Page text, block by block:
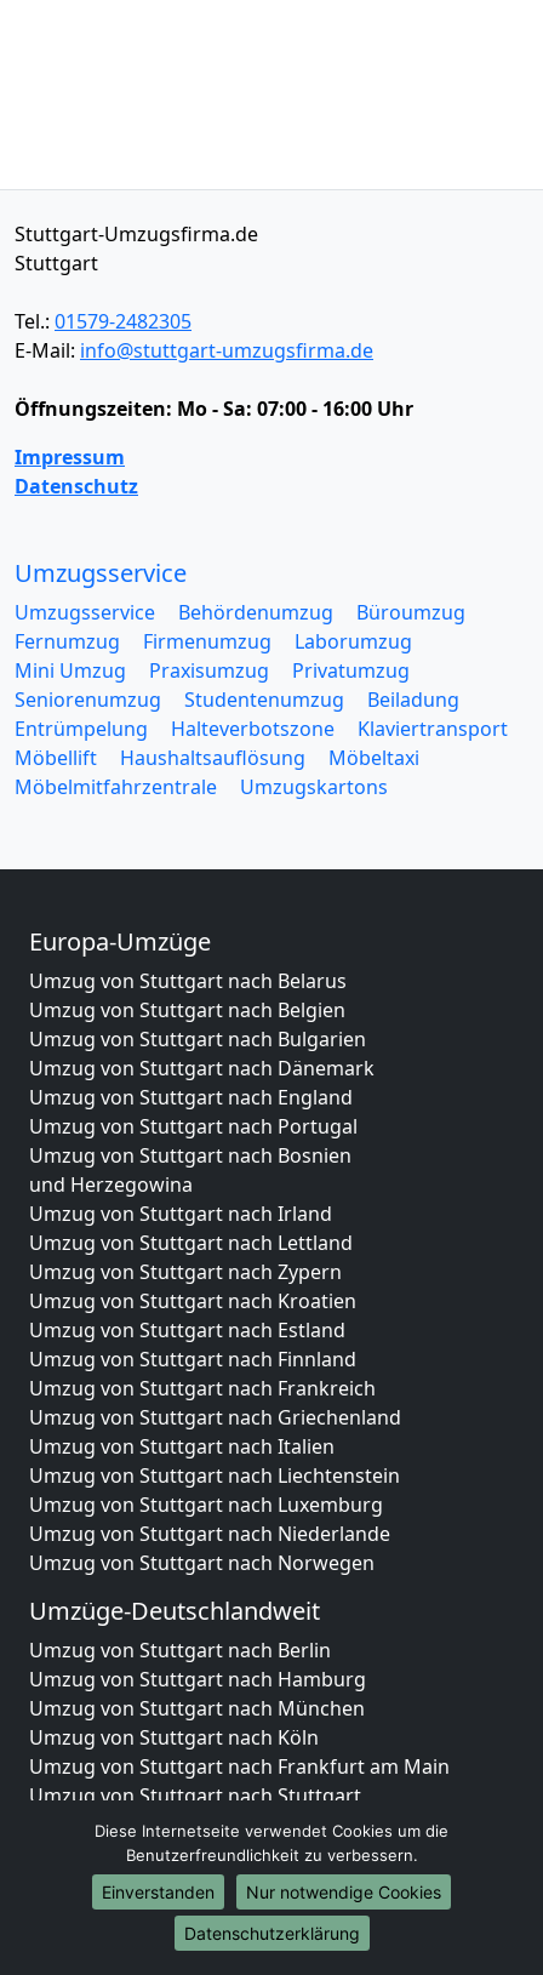
Stuttgart-Umzugsfirma.de
Stuttgart
Tel.: 01579-2482305
E-Mail: info@stuttgart-umzugsfirma.de
Öffnungszeiten: Mo - Sa: 07:00 - 16:00 Uhr
Impressum
Datenschutz
Umzugsservice
Umzugsservice Behördenumzug
Büroumzug
Fernumzug
Firmenumzug
Laborumzug
Mini Umzug
Praxisumzug
Privatumzug
Seniorenumzug
Studentenumzug
Beiladung
Entrümpelung
Halteverbotszone
Klaviertransport
Möbellift
Haushaltsauflösung
Möbeltaxi
Möbelmitfahrzentrale
Umzugskartons
Europa-Umzüge
Umzug von Stuttgart nach Belarus
Umzug von Stuttgart nach Belgien
Umzug von Stuttgart nach Bulgarien
Umzug von Stuttgart nach Dänemark
Umzug von Stuttgart nach England
Umzug von Stuttgart nach Portugal
Umzug von Stuttgart nach Bosnien
und Herzegowina
Umzug von Stuttgart nach Irland
Umzug von Stuttgart nach Lettland
Umzug von Stuttgart nach Zypern
Umzug von Stuttgart nach Kroatien
Umzug von Stuttgart nach Estland
Umzug von Stuttgart nach Finnland
Umzug von Stuttgart nach Frankreich
Umzug von Stuttgart nach Griechenland
Umzug von Stuttgart nach Italien
Umzug von Stuttgart nach Liechtenstein
Umzug von Stuttgart nach Luxemburg
Umzug von Stuttgart nach Niederlande
Umzug von Stuttgart nach Norwegen
Umzüge-Deutschlandweit
Umzug von Stuttgart nach Berlin
Umzug von Stuttgart nach Hamburg
Umzug von Stuttgart nach München
Umzug von Stuttgart nach Köln
Umzug von Stuttgart nach Frankfurt am Main
Umzug von Stuttgart nach Stuttgart
Umzug von Stuttgart nach Düsseldorf
Umzug von Stuttgart nach Leipzig
Umzug von Stuttgart nach Dortmund
Umzug von Stuttgart nach Essen
Umzug von Stuttgart nach Bremen
Diese Internetseite verwendet Cookies um die
Benutzerfreundlichkeit zu verbessern.
Einverstanden
Nur notwendige Cookies
Datenschutzerklärung